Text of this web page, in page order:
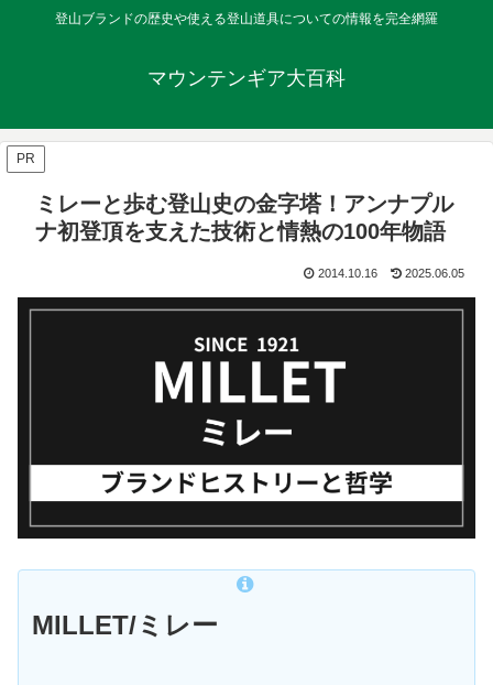
登山ブランドの歴史や使える登山道具についての情報を完全網羅
マウンテンギア大百科
PR
ミレーと歩む登山史の金字塔！アンナプル
ナ初登頂を支えた技術と情熱の100年物語
2014.10.16 2025.06.05
MILLET/ミレー